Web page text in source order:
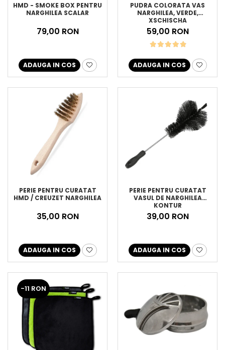
HMD - SMOKE BOX PENTRU
NARGHILEA SCALAR
79,00 RON
ADAUGA IN COS
PUDRA COLORATA VAS
NARGHILEA, VERDE,
XSCHISCHA
59,00 RON
ADAUGA IN COS
PERIE PENTRU CURATAT
HMD / CREUZET NARGHILEA
35,00 RON
ADAUGA IN COS
PERIE PENTRU CURATAT
VASUL DE NARGHILEA
KONTUR
39,00 RON
ADAUGA IN COS
-11 RON